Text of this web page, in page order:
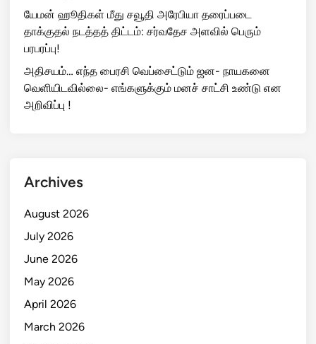
யேமன் ஹூதிகள் மீது சவூதி அரேபியா தரைப்படை
தாக்குதல் நடத்தத் திட்டம்: சர்வதேச அளவில் பெரும்
பரபரப்பு!
அதிசயம்… எந்த பைரசி வெப்சைட்டும் ஜன- நாயகனை
வெளியிடவில்லை- எங்களுக்கும் மனச் சாட்சி உண்டு என
அறிவிப்பு !
Archives
August 2026
July 2026
June 2026
May 2026
April 2026
March 2026